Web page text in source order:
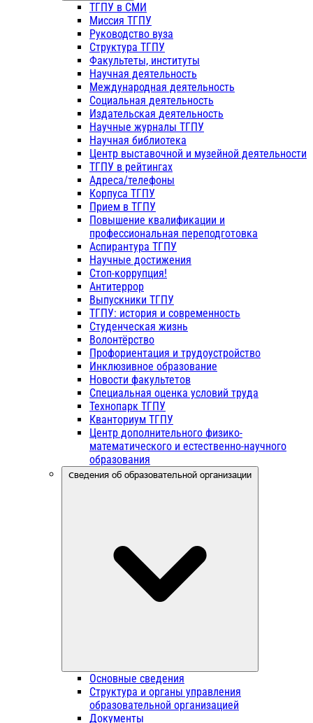
ТГПУ в СМИ
Миссия ТГПУ
Руководство вуза
Структура ТГПУ
Факультеты, институты
Научная деятельность
Международная деятельность
Социальная деятельность
Издательская деятельность
Научные журналы ТГПУ
Научная библиотека
Центр выставочной и музейной деятельности
ТГПУ в рейтингах
Адреса/телефоны
Корпуса ТГПУ
Прием в ТГПУ
Повышение квалификации и
профессиональная переподготовка
Аспирантура ТГПУ
Научные достижения
Стоп-коррупция!
Антитеррор
Выпускники ТГПУ
ТГПУ: история и современность
Студенческая жизнь
Волонтёрство
Профориентация и трудоустройство
Инклюзивное образование
Новости факультетов
Специальная оценка условий труда
Технопарк ТГПУ
Кванториум ТГПУ
Центр дополнительного физико-
математического и естественно-научного
образования
Сведения об образовательной организации
Основные сведения
Структура и органы управления
образовательной организацией
Документы